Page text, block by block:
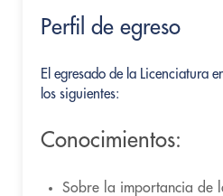
Perfil de egreso
El egresado de la Licenciatura
los siguientes:
Conocimientos:
Sobre la importancia de